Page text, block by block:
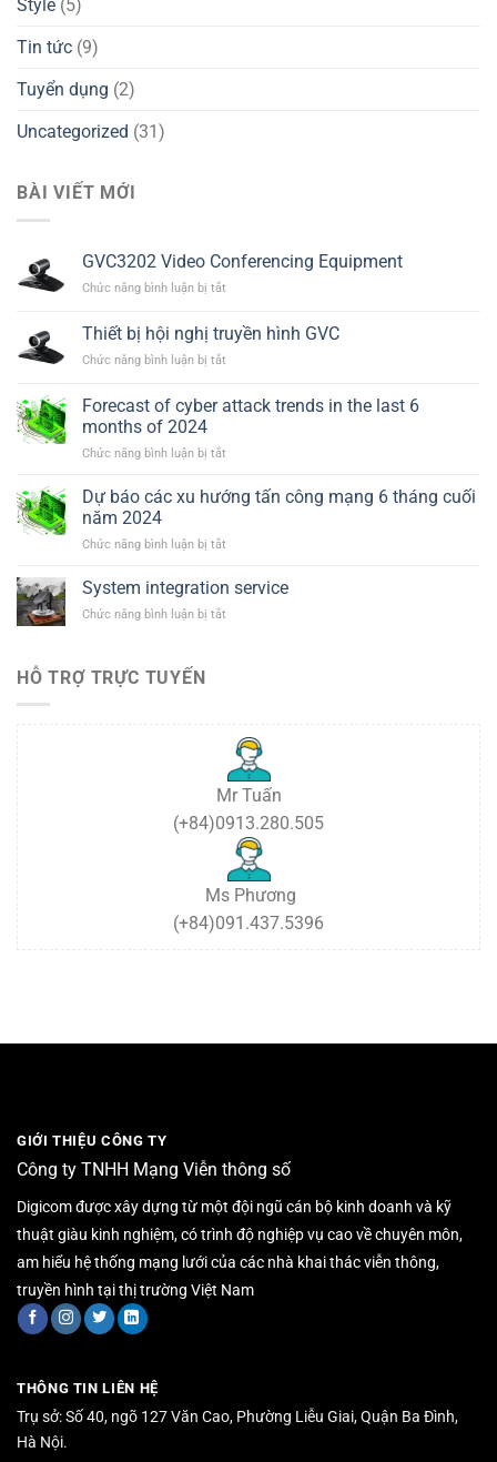
Style (5)
Tin tức (9)
Tuyển dụng (2)
Uncategorized (31)
BÀI VIẾT MỚI
GVC3202 Video Conferencing Equipment
Chức năng bình luận bị tắt
Video
Conferencing
Thiết bị hội nghị truyền hình GVC
Chức năng bình luận bị tắt
bị
hội
GVC
Forecast of cyber attack trends in the last 6
months of 2024
Chức năng bình luận bị tắt
of
cyber
the
Dự báo các xu hướng tấn công mạng 6 tháng cuối
năm 2024
Chức năng bình luận bị tắt
báo
cuối
năm
2024
System integration service
Chức năng bình luận bị tắt
HỖ TRỢ TRỰC TUYẾN
Mr Tuấn
(+84)0913.280.505
Ms Phương
(+84)091.437.5396
GIỚI THIỆU CÔNG TY
Công ty TNHH Mạng Viễn thông số
Digicom được xây dựng từ một đội ngũ cán bộ kinh doanh và kỹ
thuật giàu kinh nghiệm, có trình độ nghiệp vụ cao về chuyên môn,
am hiểu hệ thống mạng lưới của các nhà khai thác viễn thông,
truyền hình tại thị trường Việt Nam
THÔNG TIN LIÊN HỆ
Trụ sở: Số 40, ngõ 127 Văn Cao, Phường Liễu Giai, Quận Ba Đình,
Hà Nội.